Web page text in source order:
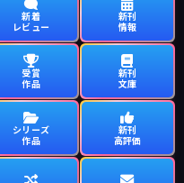
新着
レビュー
新刊
情報
受賞
作品
新刊
文庫
シリーズ
作品
新刊
高評価